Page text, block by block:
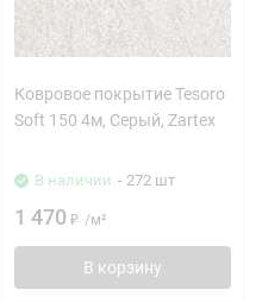
Ковровое покрытие Tesoro
Soft 150 4м, Серый, Zartex
В наличии - 272 шт
1 470 ₽ /м²
В корзину